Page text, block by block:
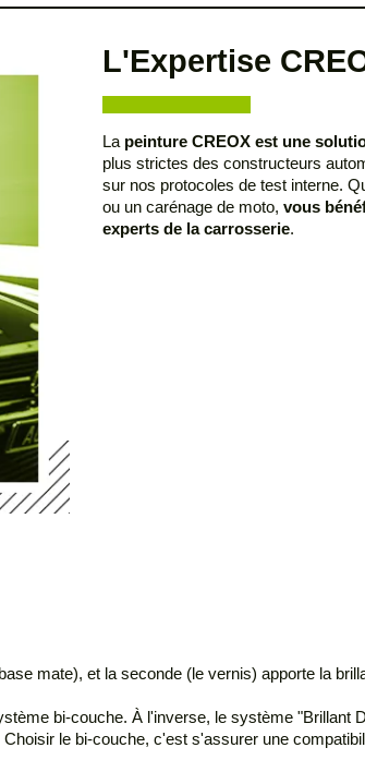
L'Expertise
La peinture CREOX est une
plus strictes des constructeurs
sur nos protocoles de test interne.
ou un carénage de moto, vous
experts de la carrosserie.
mate), et la seconde (le vernis) apporte la
bi-couche. À l'inverse, le système "Brillant
le bi-couche, c'est s'assurer une